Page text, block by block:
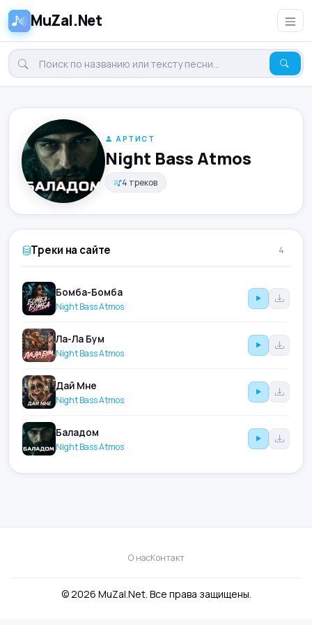
MuZal.Net
АРТИСТ
Night Bass Atmos
4 треков
Треки на сайте 4
Бомба-Бомба
Night Bass Atmos
Ла-Ла Бум
Night Bass Atmos
Дай Мне
Night Bass Atmos
Баладом
Night Bass Atmos
О насКонтакт
© 2026 MuZal.Net. Все права защищены.